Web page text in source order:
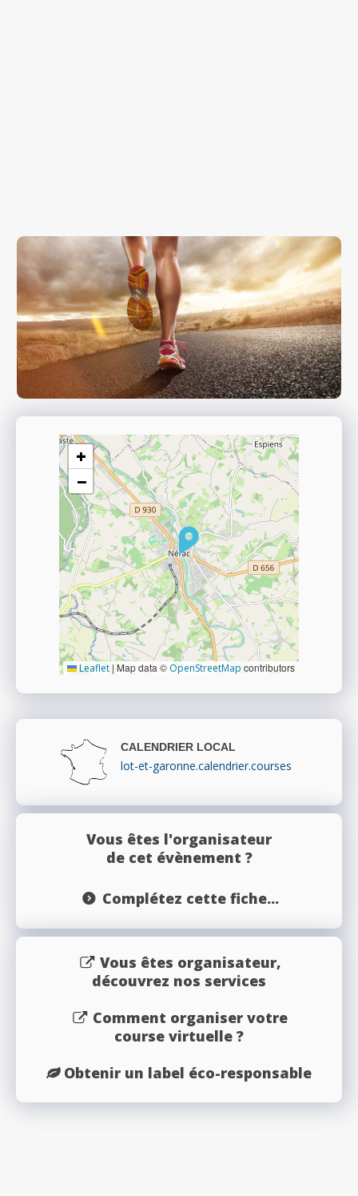
+
−
Leaflet | Map data © OpenStreetMap contributors
CALENDRIER LOCAL
lot-et-garonne.calendrier.courses
Vous êtes l'organisateur
de cet évènement ?
Complétez cette fiche...
Vous êtes organisateur,
découvrez nos services
Comment organiser votre
course virtuelle ?
Obtenir un label éco-responsable